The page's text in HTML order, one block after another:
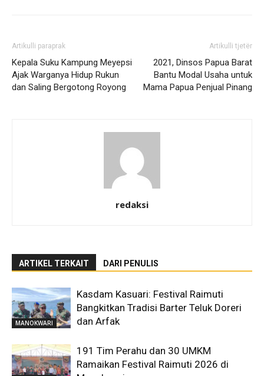
Artikulli paraprak
Kepala Suku Kampung Meyepsi
Ajak Warganya Hidup Rukun
dan Saling Bergotong Royong
Artikulli tjetër
2021, Dinsos Papua Barat
Bantu Modal Usaha untuk
Mama Papua Penjual Pinang
redaksi
ARTIKEL TERKAIT DARI PENULIS
MANOKWARI
Kasdam Kasuari: Festival Raimuti
Bangkitkan Tradisi Barter Teluk Doreri
dan Arfak
191 Tim Perahu dan 30 UMKM
Ramaikan Festival Raimuti 2026 di